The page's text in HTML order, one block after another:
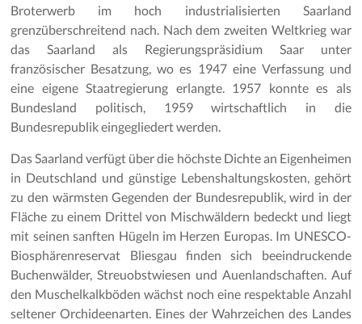
Broterwerb im hoch industrialisierten Saarland
grenzüberschreitend nach. Nach dem zweiten Weltkrieg war
das Saarland als Regierungspräsidium Saar unter
französischer Besatzung, wo es 1947 eine Verfassung und
eine eigene Staatregierung erlangte. 1957 konnte es als
Bundesland politisch, 1959 wirtschaftlich in die
Bundesrepublik eingegliedert werden.
Das Saarland verfügt über die höchste Dichte an Eigenheimen
in Deutschland und günstige Lebenshaltungskosten, gehört
zu den wärmsten Gegenden der Bundesrepublik, wird in der
Fläche zu einem Drittel von Mischwäldern bedeckt und liegt
mit seinen sanften Hügeln im Herzen Europas. Im UNESCO-
Biosphärenreservat Bliesgau finden sich beeindruckende
Buchenwälder, Streuobstwiesen und Auenlandschaften. Auf
den Muschelkalkböden wächst noch eine respektable Anzahl
seltener Orchideenarten. Eines der Wahrzeichen des Landes